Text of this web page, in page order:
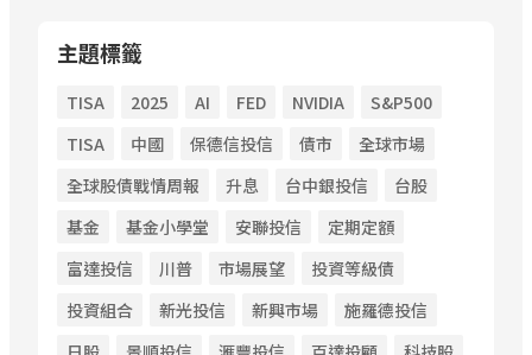
主題標籤
TISA 2025 AI FED NVIDIA
S&P500
TISA
中國 保德信投信 債市
全球市場
全球股債戰情周報
升息 台中銀投信
台股
基金
基金小學堂 安聯投信
定期定額
富達投信
川普 市場展望
投資等級債
投資組合
新光投信 新興市場
施羅德投信